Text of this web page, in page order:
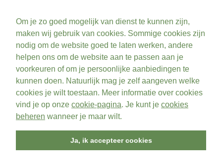
Om je zo goed mogelijk van dienst te kunnen zijn,
maken wij gebruik van cookies. Sommige cookies zijn
nodig om de website goed te laten werken, andere
helpen ons om de website aan te passen aan je
voorkeuren of om je persoonlijke aanbiedingen te
kunnen doen. Natuurlijk mag je zelf aangeven welke
cookies je wilt toestaan. Meer informatie over cookies
vind je op onze cookie-pagina. Je kunt je cookies
beheren wanneer je maar wilt.
Ja, ik accepteer cookies